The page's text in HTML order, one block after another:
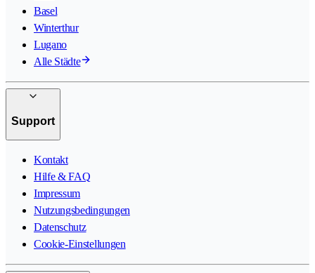
Basel
Winterthur
Lugano
Alle Städte
Support
Kontakt
Hilfe & FAQ
Impressum
Nutzungsbedingungen
Datenschutz
Cookie-Einstellungen